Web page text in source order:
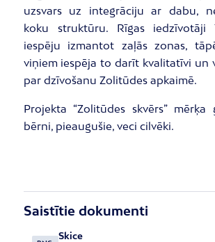
uzsvars uz integrāciju ar dabu,
koku struktūru. Rīgas iedzīvotāji
iespēju izmantot zaļās zonas,
viņiem iespēja to darīt kvalitatīvi un
par dzīvošanu Zolitūdes apkaimē.
Projekta “Zolitūdes skvērs”
bērni, pieaugušie, veci cilvēki.
Saistītie dokumenti
Skice